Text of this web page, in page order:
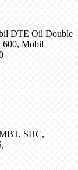
DTE Oil Double
600, Mobil
SHC,